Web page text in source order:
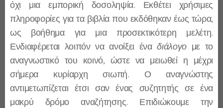
όχι μια εμπορική δοσοληψία. Εκθέτει χρήσιμες
πληροφορίες για τα βιβλία που εκδόθηκαν έως τώρα,
ως βοήθημα για μια προσεκτικότερη μελέτη.
Ενδιαφέρεται λοιπόν να ανοίξει έναδιάλογο με το
αναγνωστικό του κοινό, ώστε να μειωθεί η μέχρι
σήμερα κυρίαρχη σιωπή. Ο αναγνώστης
αντιμετωπίζεται έτσι σαν ένας συζητητής σε ένα
μακρύ δρόμο αναζήτησης. Επιδιώκουμε την